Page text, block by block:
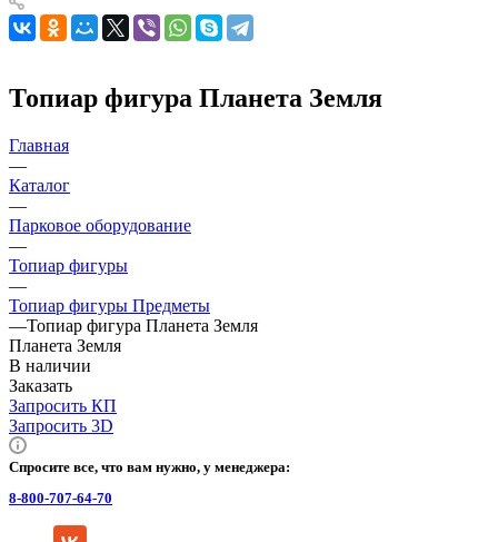
Топиар фигура Планета Земля
Главная
—
Каталог
—
Парковое оборудование
—
Топиар фигуры
—
Топиар фигуры Предметы
—Топиар фигура Планета Земля
Планета Земля
В наличии
Заказать
Запросить КП
Запросить 3D
Спросите все, что вам нужно, у менеджера:
8-800-707-64-70